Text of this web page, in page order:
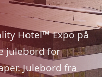
Hotel™ Expo på
julebord for
Julebord fra